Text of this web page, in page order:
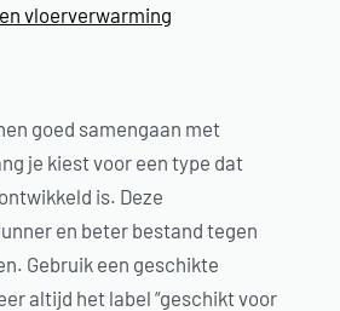
vloerverwarming
goed samengaan met
je kiest voor een type dat
is. Deze
en beter bestand tegen
Gebruik een geschikte
altijd het label “geschikt voor